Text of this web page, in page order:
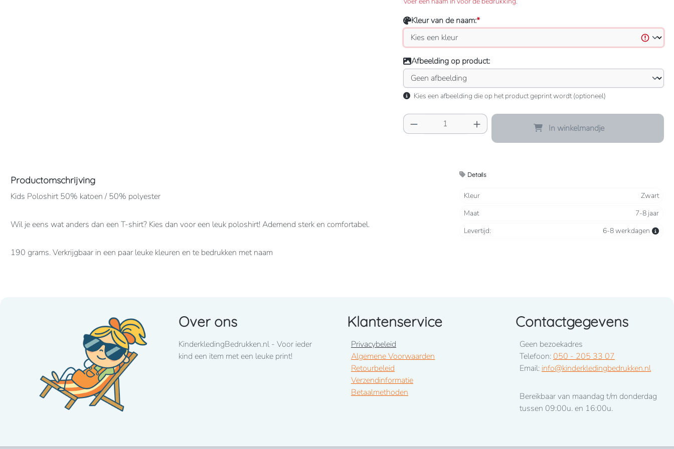
Kleur van de naam:*
Afbeelding op product:
Kies een afbeelding die op het product geprint wordt (optioneel)
Producthoeveelheid: Voer de gewenste
In winkelmandje
Productomschrijving
Kids Poloshirt 50% katoen / 50% polyester
Wil je eens wat anders dan een T-shirt? Kies dan voor een leuk poloshirt! Ademend sterk en comfortabel.
190 grams. Verkrijgbaar in een paar leuke kleuren en te bedrukken met naam
Details
Kleur
Zwart
Maat
7-8 jaar
Levertijd:
6-8 werkdagen
Over ons
KinderkledingBedrukken.nl - Voor ieder
kind een item met een leuke print!
Klantenservice
Privacybeleid
Algemene Voorwaarden
Retourbeleid
Verzendinformatie
Betaalmethoden
Contactgegevens
Geen bezoekadres
Telefoon: 050 - 205 33 07
Email: info@kinderkledingbedrukken.nl
Bereikbaar van maandag t/m donderdag
tussen 09:00u. en 16:00u.